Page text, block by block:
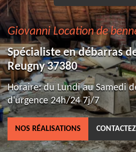
Giovanni Location de
Spécialiste en débarras
Reugny 37380
Horaire: du Lundi au Samedi
d'urgence 24h/24 7j/7
NOS RÉALISATIONS